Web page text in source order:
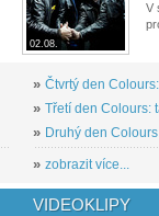
02.08.
V
» Čtvrtý den
» Třetí den Colours:
» Druhý den
» zobrazit více...
VIDEOKLIPY